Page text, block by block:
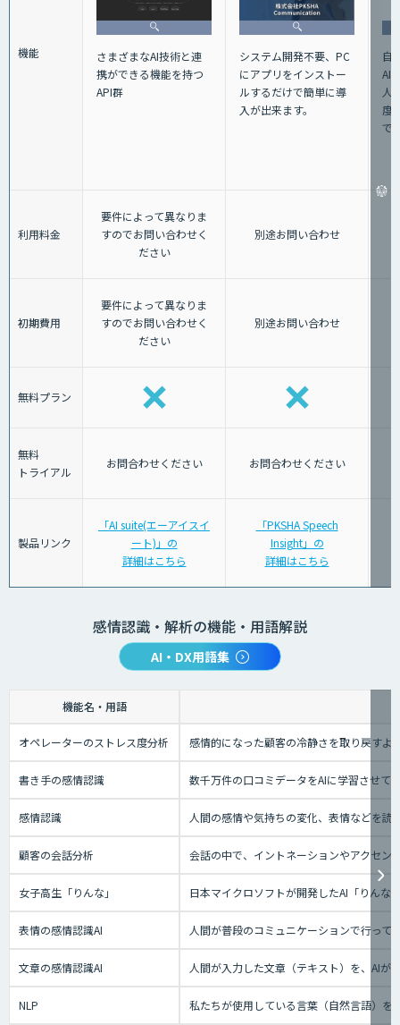
機能
さまざまなAI技術と連
携ができる機能を持つ
API群
システム開発不要、PC
にアプリをインストー
ルするだけで簡単に導
入が出来ます。
自
AI
人
度
で
利用料金
要件によって異なりま
すのでお問い合わせく
ださい
別途お問い合わせ
初期費用
要件によって異なりま
すのでお問い合わせく
ださい
別途お問い合わせ
無料プラン
無料
トライアル
お問合わせください お問合わせください
製品リンク
「AI suite(エーアイスイ
ート)」の
詳細はこちら
「PKSHA Speech
Insight」の
詳細はこちら
感情認識・解析の機能・用語解説
AI・DX用語集
機能名・用語
オペレーターのストレス度分析 感情的になった顧客の冷静さを取り戻すよ
書き手の感情認識 数千万件の口コミデータをAIに学習させて
感情認識 人間の感情や気持ちの変化、表情などを
顧客の会話分析 会話の中で、イントネーションやアクセン
女子高生「りんな」 日本マイクロソフトが開発したAI「りんな
表情の感情認識AI 人間が普段のコミュニケーションで行っ
文章の感情認識AI 人間が入力した文章（テキスト）を、AIが
NLP 私たちが使用している言葉（自然言語）を